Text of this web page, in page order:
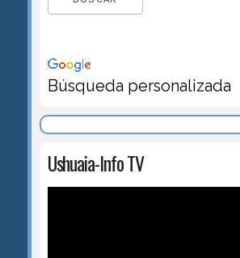
Búsqueda personalizada
Ushuaia-Info TV